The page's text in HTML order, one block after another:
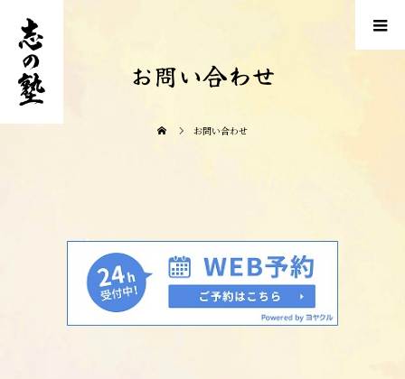
お問い合わせ
お問い合わせ